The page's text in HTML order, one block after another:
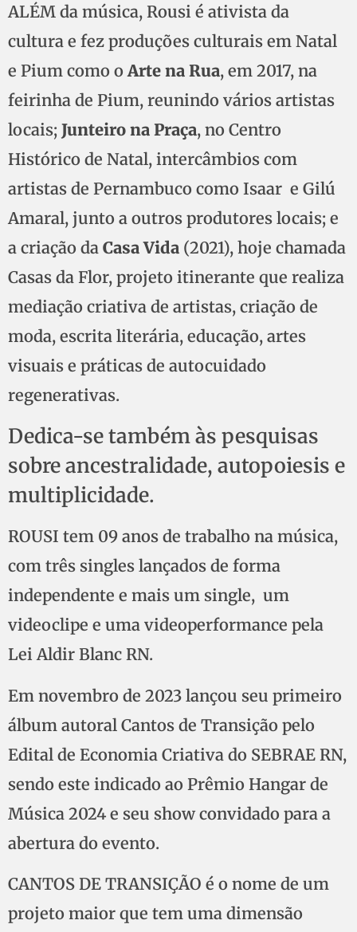
ALÉM da música, Rousi é ativista da
cultura e fez produções culturais em Natal
e Pium como oArte na Rua, em 2017, na
feirinha de Pium, reunindo vários artistas
locais; Junteiro na Praça, no Centro
Histórico de Natal, intercâmbios com
artistas de Pernambuco como Isaar e Gilú
Amaral, junto a outros produtores locais; e
a criação da Casa Vida (2021), hoje chamada
Casas da Flor, projeto itinerante que realiza
mediação criativa de artistas, criação de
moda, escrita literária, educação, artes
visuais e práticas de autocuidado
regenerativas.
Dedica-se também às pesquisas
sobre ancestralidade, autopoiesis e
multiplicidade.
ROUSI tem 09 anos de trabalho na música,
com três singles lançados de forma
independente e mais um single, um
videoclipe e uma videoperformance pela
Lei Aldir Blanc RN.
Em novembro de 2023 lançou seu primeiro
álbum autoral Cantos de Transição pelo
Edital de Economia Criativa do SEBRAE RN,
sendo este indicado ao Prêmio Hangar de
Música 2024 e seu show convidado para a
abertura do evento.
CANTOS DE TRANSIÇÃO é o nome de um
projeto maior que tem uma dimensão